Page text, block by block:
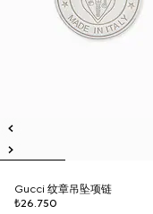
Gucci 纹章吊坠项链
₺26.750